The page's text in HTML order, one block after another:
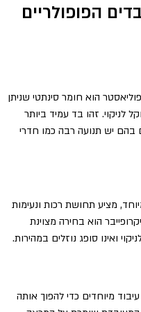
הפופולריים
הוא חומר סינתטי שניתן
לניקוי. זהו בד עמיד ביותר
בהם יש תנועה רבה כמו חדרי
מציע תחושת רכות ונעימות
הוא בחירה מצוינת
ואינו סופג נוזלים במהירות.
מיוחדים כדי להפוך אותה